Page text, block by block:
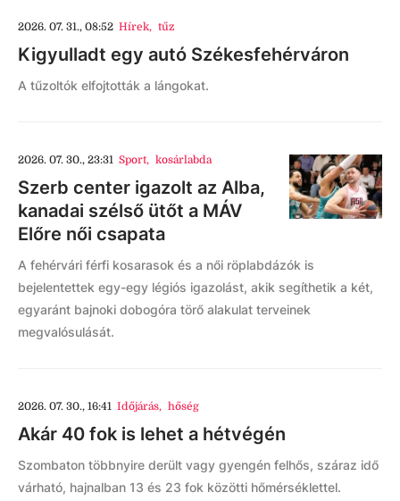
2026. 07. 31., 08:52 Hírek, tűz
Kigyulladt egy autó Székesfehérváron
A tűzoltók elfojtották a lángokat.
2026. 07. 30., 23:31 Sport, kosárlabda
Szerb center igazolt az Alba,
kanadai szélső ütőt a MÁV
Előre női csapata
A fehérvári férfi kosarasok és a női röplabdázók is
bejelentettek egy-egy légiós igazolást, akik segíthetik a két,
egyaránt bajnoki dobogóra törő alakulat terveinek
megvalósulását.
2026. 07. 30., 16:41 Időjárás, hőség
Akár 40 fok is lehet a hétvégén
Szombaton többnyire derült vagy gyengén felhős, száraz idő
várható, hajnalban 13 és 23 fok közötti hőmérséklettel.